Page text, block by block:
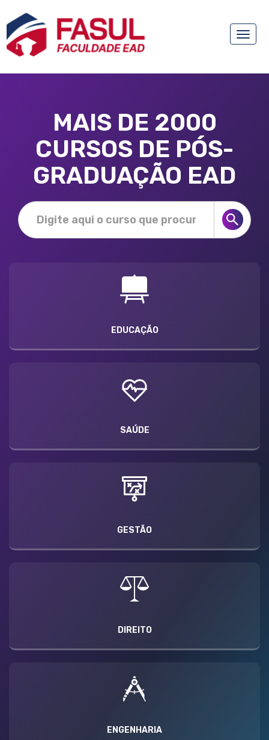
Toggle
MAIS DE 2000
CURSOS DE PÓS-
GRADUAÇÃO EAD
EDUCAÇÃO
SAÚDE
GESTÃO
DIREITO
ENGENHARIA